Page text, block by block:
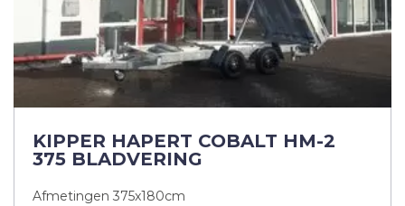
KIPPER HAPERT COBALT HM-2
375 BLADVERING
Afmetingen 375x180cm